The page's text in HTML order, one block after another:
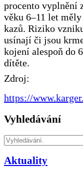
procento vyplnění
věku 6–11 let
kazů. Riziko
usínají či jsou
kojení alespoň do
dítěte.
Zdroj:
https://
Vyhledávání
Aktuality